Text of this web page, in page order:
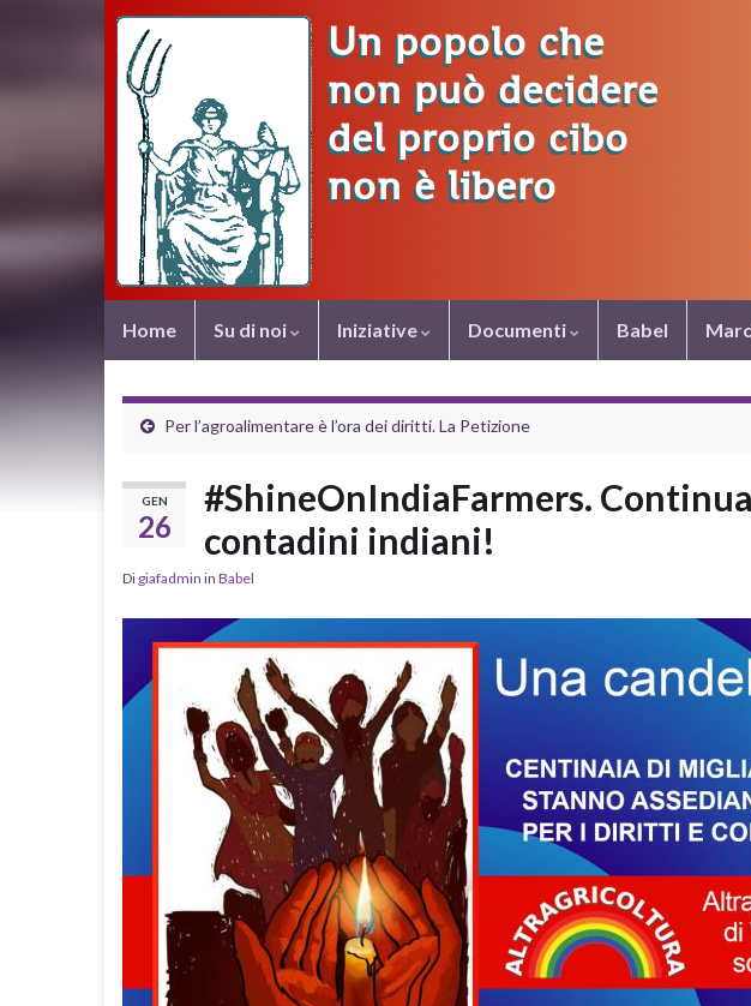
Home Su di noi Iniziative Documenti Babel
Per l’agroalimentare è l’ora dei diritti. La Petizione
GEN
26
#ShineOnIndiaFarmers.
contadini indiani!
Di giafadmin in Babel